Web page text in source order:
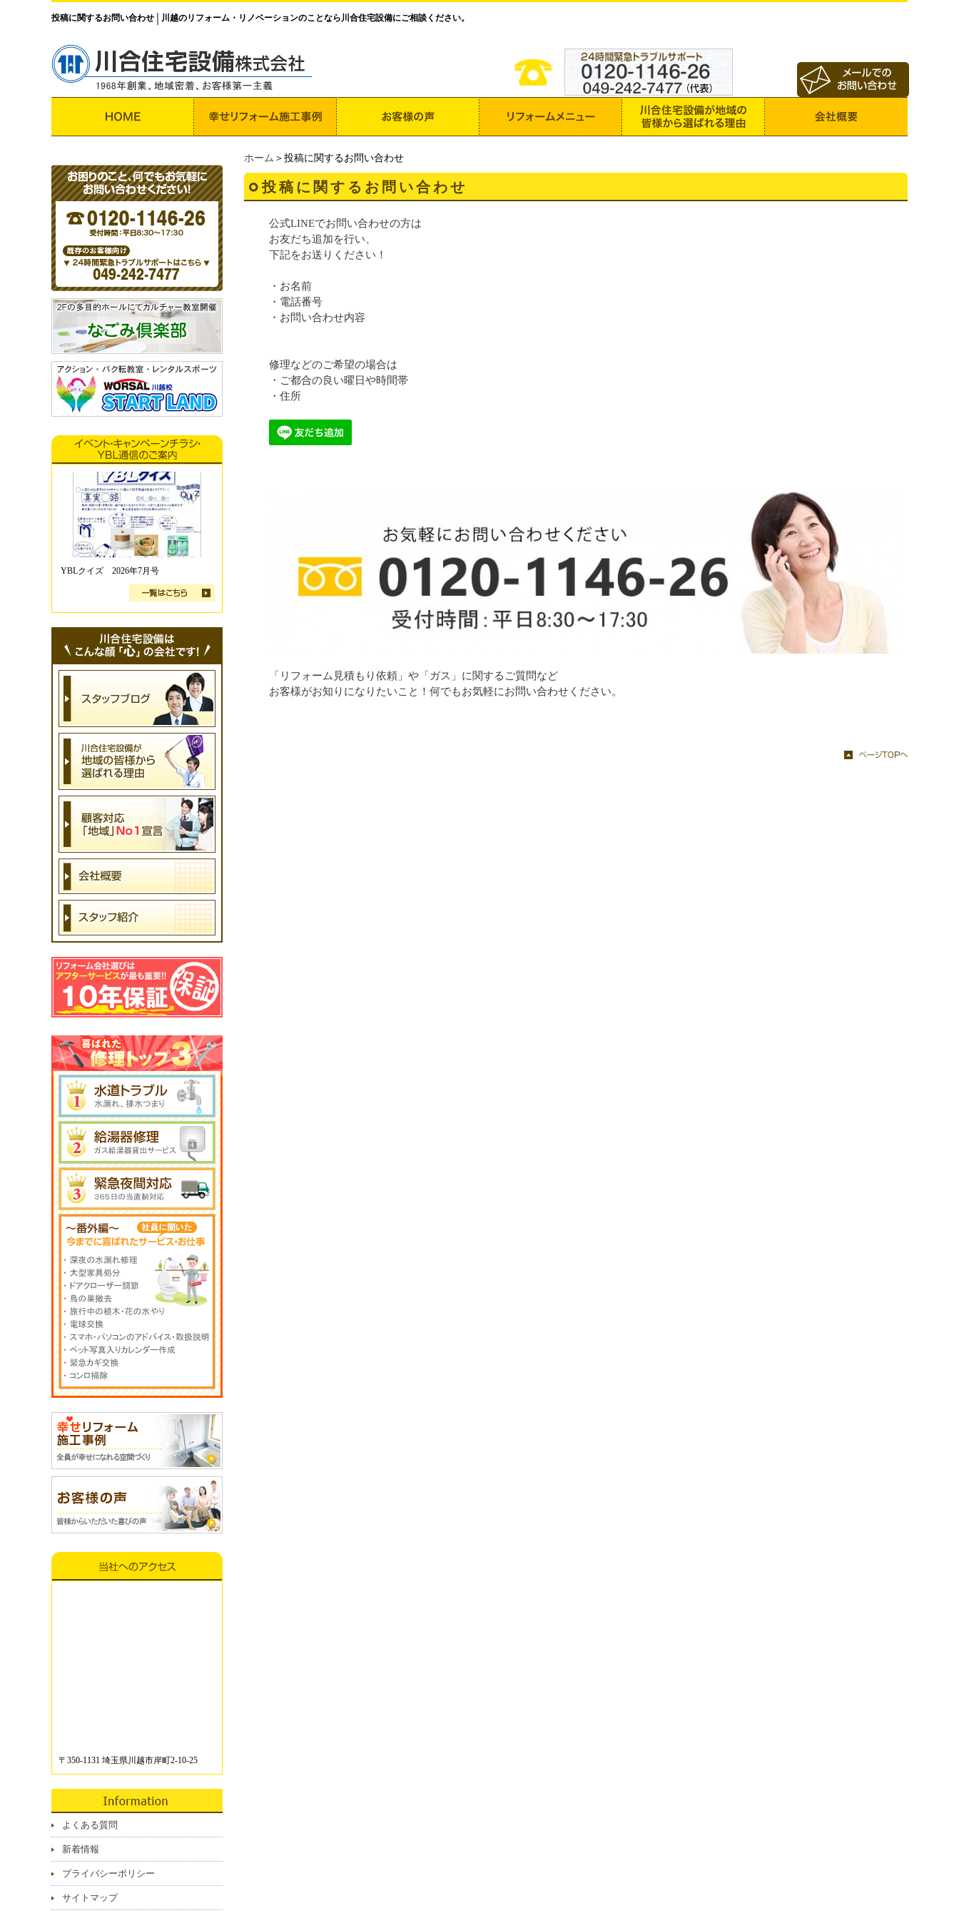
投稿に関するお問い合わせ 川越のリフォーム・リノベーションのことなら川合住宅設備にご相談ください。
ホーム ＞投稿に関するお問い合わせ
投稿に関するお問い合わせ
公式LINEでお問い合わせの方は
お友だち追加を行い、
下記をお送りください！
・お名前
・電話番号
・お問い合わせ内容
修理などのご希望の場合は
・ご都合の良い曜日や時間帯
・住所
「リフォーム見積もり依頼」や「ガス」に関するご質問など
お客様がお知りになりたいこと！何でもお気軽にお問い合わせください。
YBLクイズ 2026年7月号
〒350-1131 埼玉県川越市岸町2-10-25
よくある質問
新着情報
プライバシーポリシー
サイトマップ